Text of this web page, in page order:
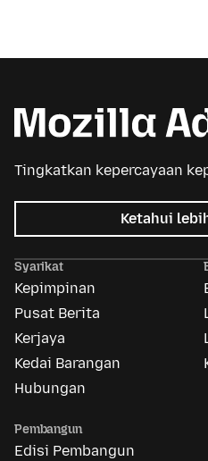
Tingkatkan kepercayaan
Ketahui
Syarikat
Kepimpinan
Pusat Berita
Kerjaya
Kedai Barangan
Hubungan
Pembangun
Edisi Pembangun